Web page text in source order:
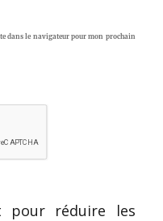
dans le navigateur pour mon prochain
pour réduire les